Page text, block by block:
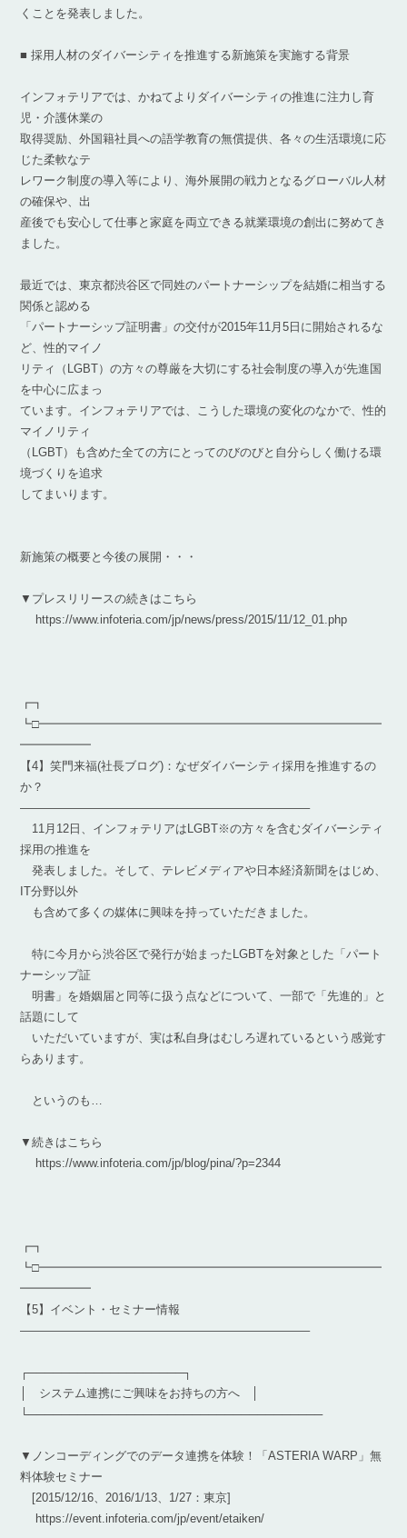
くことを発表しました。
■ 採用人材のダイバーシティを推進する新施策を実施する背景
インフォテリアでは、かねてよりダイバーシティの推進に注力し育
児・介護休業の
取得奨励、外国籍社員への語学教育の無償提供、各々の生活環境に応
じた柔軟なテ
レワーク制度の導入等により、海外展開の戦力となるグローバル人材
の確保や、出
産後でも安心して仕事と家庭を両立できる就業環境の創出に努めてき
ました。
最近では、東京都渋谷区で同姓のパートナーシップを結婚に相当する
関係と認める
「パートナーシップ証明書」の交付が2015年11月5日に開始されるな
ど、性的マイノ
リティ（LGBT）の方々の尊厳を大切にする社会制度の導入が先進国
を中心に広まっ
ています。インフォテリアでは、こうした環境の変化のなかで、性的
マイノリティ
（LGBT）も含めた全ての方にとってのびのびと自分らしく働ける環
境づくりを追求
してまいります。
新施策の概要と今後の展開・・・
▼プレスリリースの続きはこちら
https://www.infoteria.com/jp/news/press/2015/11/12_01.php
┏┓
┗□━━━━━━━━━━━━━━━━━━━━━━━━━━━━━
━━━━━━
【4】笑門来福(社長ブログ)：なぜダイバーシティ採用を推進するの
か？
————————————————————————–
11月12日、インフォテリアはLGBT※の方々を含むダイバーシティ
採用の推進を
発表しました。そして、テレビメディアや日本経済新聞をはじめ、
IT分野以外
も含めて多くの媒体に興味を持っていただきました。
特に今月から渋谷区で発行が始まったLGBTを対象とした「パート
ナーシップ証
明書」を婚姻届と同等に扱う点などについて、一部で「先進的」と
話題にして
いただいていますが、実は私自身はむしろ遅れているという感覚す
らあります。
というのも…
▼続きはこちら
https://www.infoteria.com/jp/blog/pina/?p=2344
┏┓
┗□━━━━━━━━━━━━━━━━━━━━━━━━━━━━━
━━━━━━
【5】イベント・セミナー情報
————————————————————————–
┌───────────────────┐
│ システム連携にご興味をお持ちの方へ │
└────────────────────────────────────
▼ノンコーディングでのデータ連携を体験！「ASTERIA WARP」無
料体験セミナー
[2015/12/16、2016/1/13、1/27：東京]
https://event.infoteria.com/jp/event/etaiken/